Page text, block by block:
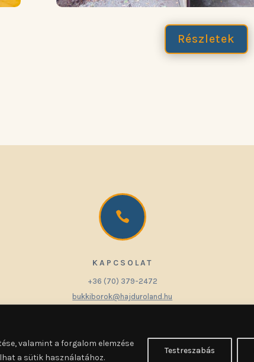
valamint a forgalom elemzése
a sütik használatához.
Testreszabás
Részletek

KAPCSOLAT
+36 (70) 379-2472
bukkiborok@hajduroland.hu
- Hiteltervező Kft. - 2142 Nagytarcsa Fűzfa utca 13. (www.hajduroland.hu)